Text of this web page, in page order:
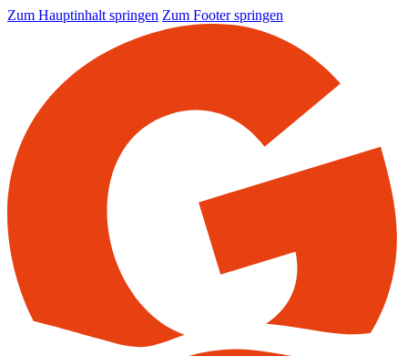
Zum Hauptinhalt springen Zum Footer springen